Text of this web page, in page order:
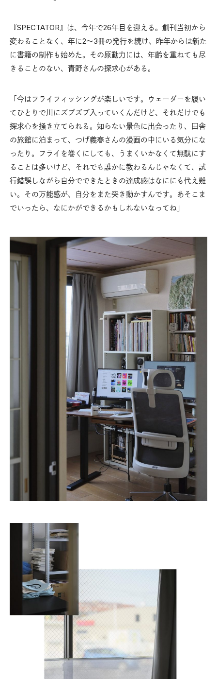
『SPECTATOR』は、今年で26年目を迎える。創刊当初から
変わることなく、年に2〜3冊の発行を続け、昨年からは新た
に書籍の制作も始めた。その原動力には、年齢を重ねても尽
きることのない、青野さんの探求心がある。
「今はフライフィッシングが楽しいです。ウェーダーを履い
てひとりで川にズブズブ入っていくんだけど、それだけでも
探求心を掻き立てられる。知らない景色に出会ったり、田舎
の旅館に泊まって、つげ義春さんの漫画の中にいる気分にな
ったり。フライを巻くにしても、うまくいかなくて無駄にす
ることは多いけど、それでも誰かに教わるんじゃなくて、試
行錯誤しながら自分でできたときの達成感はなににも代え難
い。その万能感が、自分をまた突き動かすんです。あそこま
でいったら、なにかができるかもしれないなってね」